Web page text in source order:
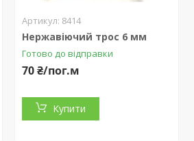
8414
Нержавіючий трос 6 мм
Готово до відправки
70 ₴/пог.м
Купити